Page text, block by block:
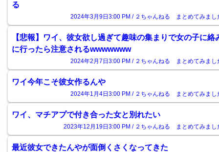
る
2024年3月9日3:00 PM / ２ちゃんねる まとめてみまし
【悲報】ワイ、彼女欲し過ぎて趣味の集まりで女の子に絡
に行ったら注意されるwwwwwww
2024年2月7日3:00 PM / ２ちゃんねる まとめてみまし
ワイ今年こそ彼女作るんや
2024年1月4日3:00 PM / ２ちゃんねる まとめてみまし
ワイ、マチアプで付き合った女と別れたい
2023年12月19日3:00 PM / ２ちゃんねる まとめてみまし
最近彼女できたんやが面倒くさくなってきた